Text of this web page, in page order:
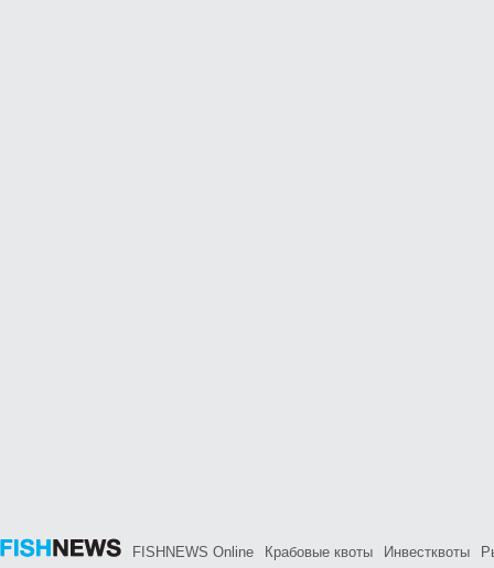
FISHNEWS Online Крабовые квоты Инвестквоты